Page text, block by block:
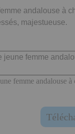
andalouse à
majestueuse.
femme andalouse